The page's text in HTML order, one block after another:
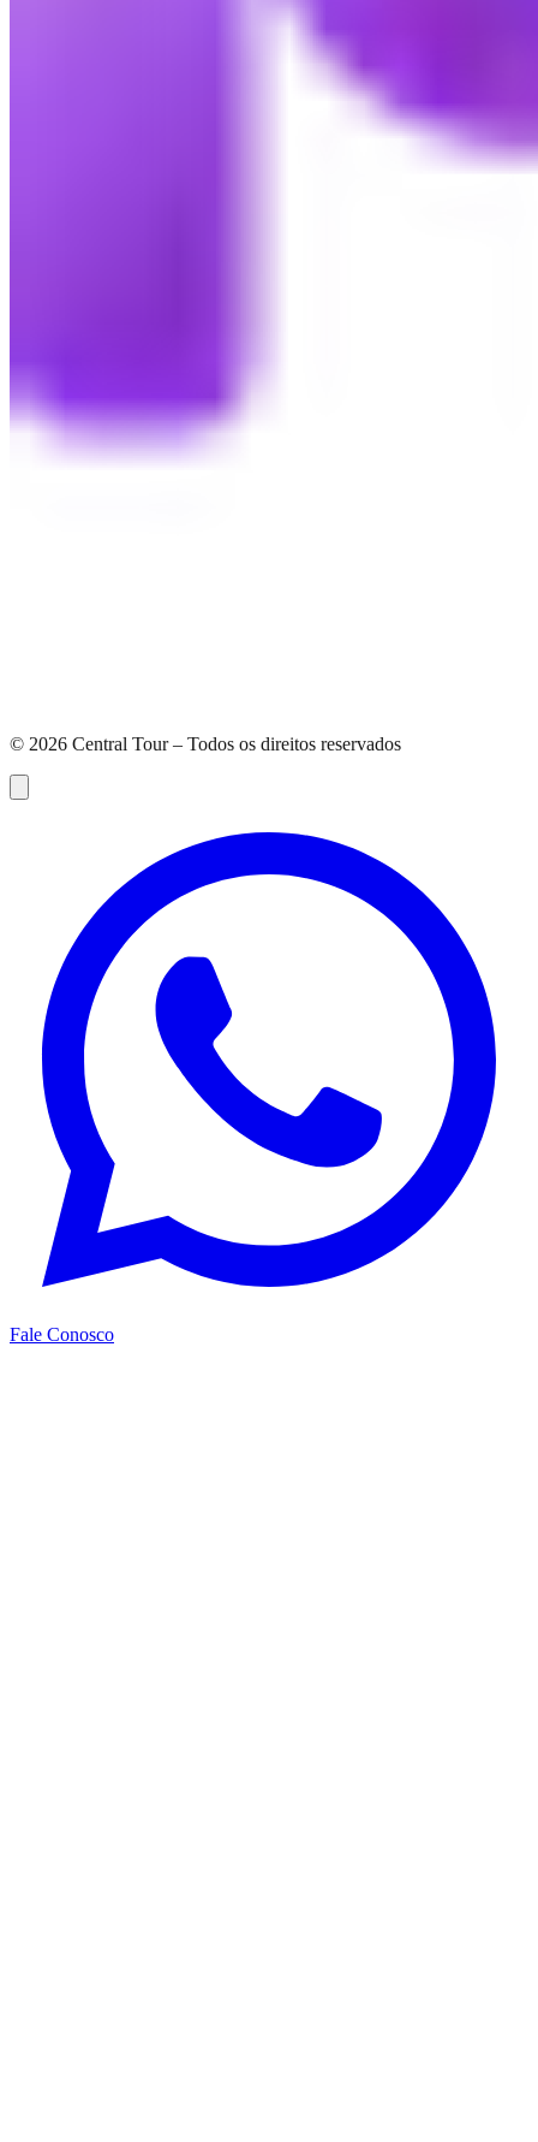
© 2026 Central Tour – Todos os direitos reservados
Fale Conosco